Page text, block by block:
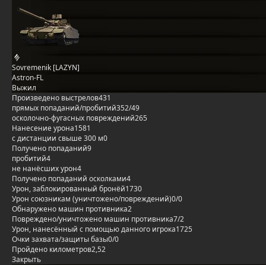
Sovremenik [LAZYN]
Astron-FL
Выжил
Произведено выстрелов431
прямых попаданий/пробитий352/49
осколочно-фугасных повреждений265
Нанесение урона1581
с дистанции свыше 300 м0
Получено попаданий9
пробитий4
не нанёсших урон4
Получено попаданий осколками4
Урон, заблокированный бронёй1730
Урон союзникам (уничтожено/повреждений)0/0
Обнаружено машин противника2
Повреждено/уничтожено машин противника7/2
Урон, нанесённый с помощью данного игрока1725
Очки захвата/защиты базы0/0
Пройдено километров2,52
Закрыть